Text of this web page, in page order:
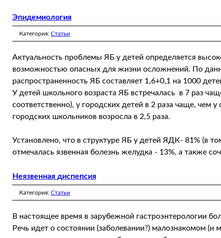
Эпидемиология
Категория: Статьи
Актуальность проблемы ЯБ у детей определяется
возможностью опасных для жизни осложнений. По
распространенность ЯБ составляет 1,6+0,1 на 1000
У детей школьного возраста ЯБ встречалась в 7 раз
соответственно), у городских детей в 2 раза чаще, чем
городских школьников возросла в 2,5 раза.
Установлено, что в структуре ЯБ у детей ЯДК- 81% (в
отмечалась язвенная болезнь желудка - 13%, а также
Неязвенная диспепсия
Категория: Статьи
В настоящее время в зарубежной гастроэнтерологии
Речь идет о состоянии (заболевании?) малознакомом